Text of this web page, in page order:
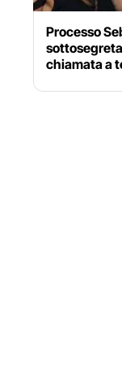
Processo
chiamata a